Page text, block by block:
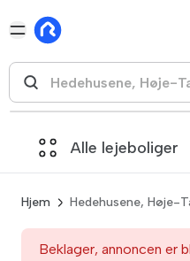
Alle lejeboliger
Hjem Hedehusene, Høje-
Beklager, annoncen er